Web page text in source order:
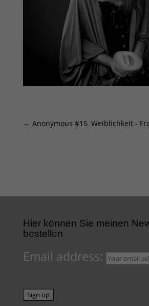
← Anonymous #15 Weiblichkeit -
Hier können Sie meinen
bestellen
Email address: